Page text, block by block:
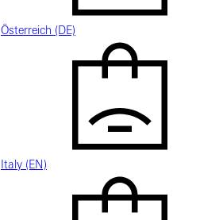
Österreich (DE)
Italy (EN)